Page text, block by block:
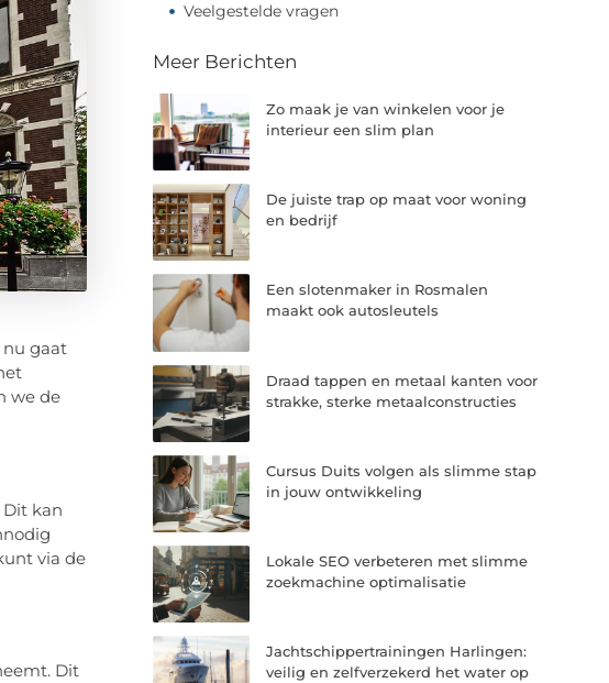
nu gaat
we de
kan
via de
Dit
Veelgestelde vragen
Meer Berichten
Zo maak je van winkelen voor je
interieur een slim plan
De juiste trap op maat voor woning
en bedrijf
Een slotenmaker in Rosmalen
maakt ook autosleutels
Draad tappen en metaal kanten voor
strakke, sterke metaalconstructies
Cursus Duits volgen als slimme stap
in jouw ontwikkeling
Lokale SEO verbeteren met slimme
zoekmachine optimalisatie
Jachtschippertrainingen Harlingen:
veilig en zelfverzekerd het water op